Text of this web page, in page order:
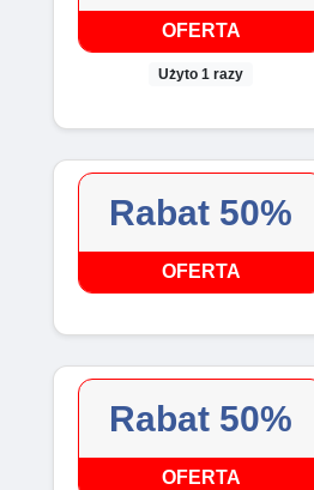
OFERTA
Użyto 1 razy
Rabat 50%
OFERTA
Rabat 50%
OFERTA